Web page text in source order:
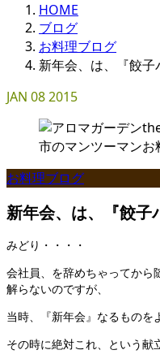
HOME
ブログ
お料理ブログ
新年会、は、『餃子
JAN 082015
お料理ブログ
新年会、は、『餃子
みどり・・・・
会社員、を辞めちゃってから
解らないのですが、
当時、『新年会』なるものを
その時に絶対これ、という献